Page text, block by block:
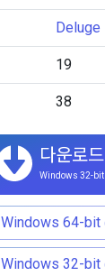
Deluge
19
38
다운로드
Windows 32-
Windows 64-bit
Windows 32-bit